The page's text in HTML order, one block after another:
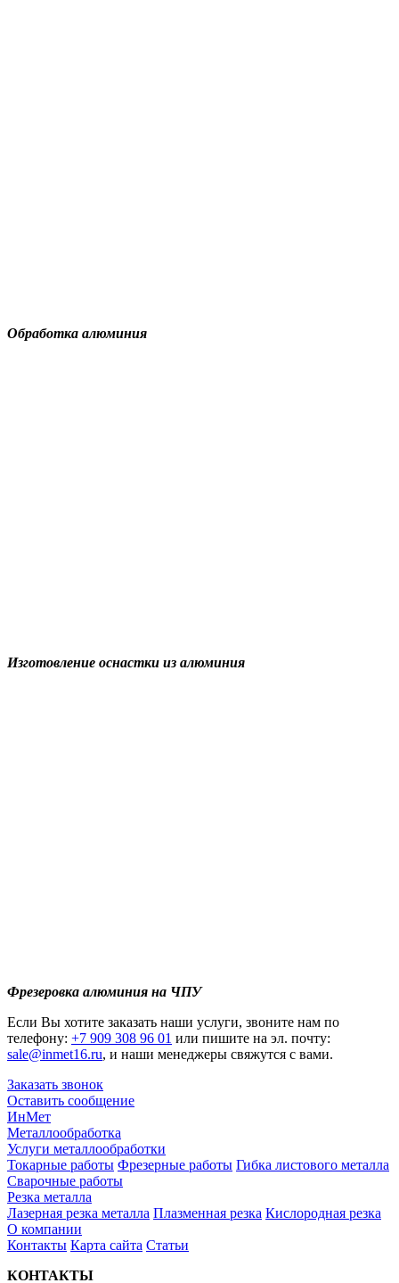
Обработка алюминия
Изготовление оснастки из алюминия
Фрезеровка алюминия на ЧПУ
Если Вы хотите заказать наши услуги, звоните нам по
телефону: +7 909 308 96 01 или пишите на эл. почту:
sale@inmet16.ru, и наши менеджеры свяжутся с вами.
Заказать звонок
Оставить сообщение
ИнМет
Металлообработка
Услуги металлообработки
Токарные работы Фрезерные работы Гибка листового металла
Сварочные работы
Резка металла
Лазерная резка металла Плазменная резка Кислородная резка
О компании
Контакты Карта сайта Статьи
КОНТАКТЫ